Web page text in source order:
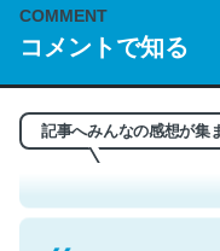
COMMENT
コメントで知る
記事へみんなの感想が集
これは名文。彼はと
う。英語少しでも読
れ好き。Let’s
─今のこの状況が信じられ